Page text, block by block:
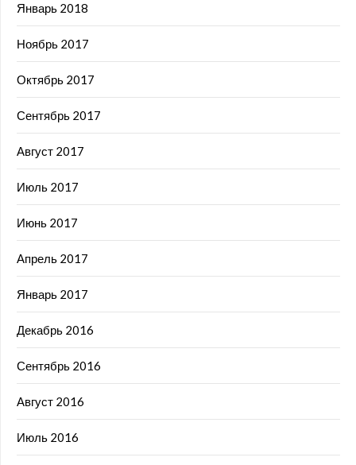
Январь 2018
Ноябрь 2017
Октябрь 2017
Сентябрь 2017
Август 2017
Июль 2017
Июнь 2017
Апрель 2017
Январь 2017
Декабрь 2016
Сентябрь 2016
Август 2016
Июль 2016